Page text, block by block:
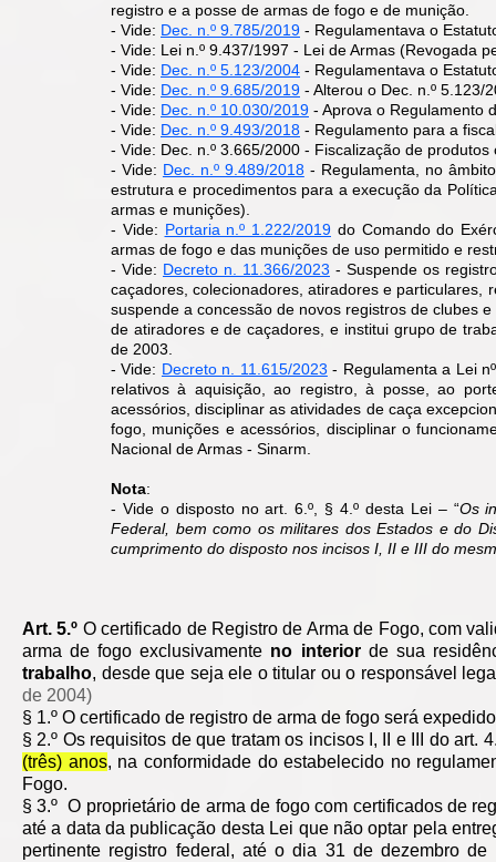
registro e a posse de armas de fogo e de munição.
- Vide: Dec. n.º 9.785/2019 - Regulamentava o
- Vide: Lei n.º 9.437/1997 - Lei de Armas (Revogada
- Vide: Dec. n.º 5.123/2004 - Regulamentava o
- Vide: Dec. n.º 9.685/2019 - Alterou o Dec. n.º 5.123/
- Vide: Dec. n.º 10.030/2019 - Aprova o Regulamento
- Vide: Dec. n.º 9.493/2018 - Regulamento para a
- Vide: Dec. n.º 3.665/2000 - Fiscalização de
​​- Vide: Dec. n.º 9.489/2018- Regulamenta, no
estrutura e procedimentos para a execução da
armas e munições).
- Vide: Portaria n.º 1.222/2019 do Comando do
armas de fogo e das munições de uso permitido e
- Vide: Decreto n. 11.366/2023 - Suspende os
caçadores, colecionadores, atiradores e particulares,
suspende a concessão de novos registros de clubes
de atiradores e de caçadores, e institui grupo de
de 2003.
- Vide: Decreto n. 11.615/2023 - Regulamenta a Lei
relativos à aquisição, ao registro, à posse, ao
acessórios, disciplinar as atividades de caça
fogo, munições e acessórios, disciplinar o funcion
Nacional de Armas - Sinarm.
Nota:
- Vide o disposto no art. 6.º, § 4.º desta Lei – “Os
Federal, bem como os militares dos Estados e do
cumprimento do disposto nos incisos I, II e III do
Art. 5.º O certificado de Registro de Arma de Fogo, com
arma de fogo exclusivamente no interiorde sua
trabalho, desde que seja ele o titular ou o responsável
de 2004)
§ 1.º O certificado de registro de arma de fogo será
§ 2.º Os requisitos de que tratam os incisos I, II e III do
(três) anos, na conformidade do estabelecido no
Fogo.
§ 3.º O proprietário de arma de fogo com certificados de
até a data da publicação desta Lei que não optar pela
pertinente registro federal, até o dia 31 de dezembro